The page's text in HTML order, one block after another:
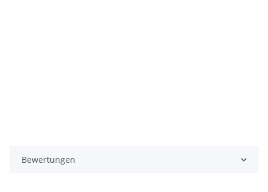
Bewertungen